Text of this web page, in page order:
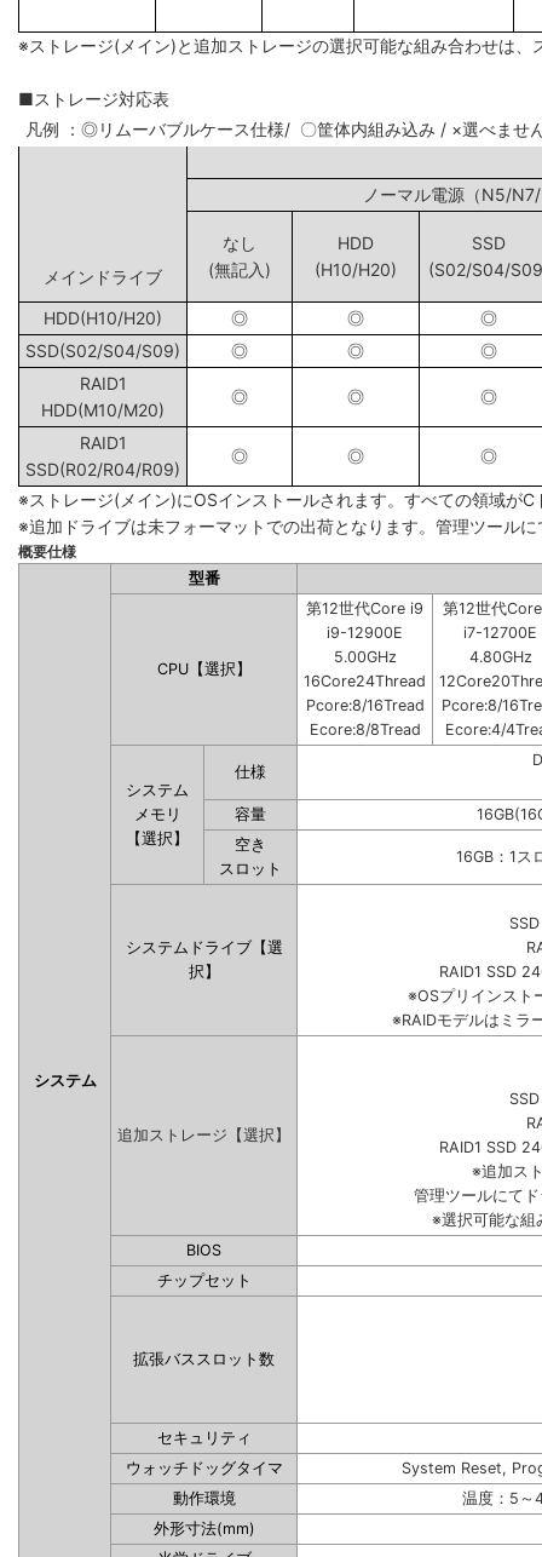
※ストレージ(メイン)と追加ストレージの選択可能な組み合わせは、
■ストレージ対応表
凡例 ：◎リムーバブルケース仕様/ 〇筐体内組み込み / ×選べませ
メインドライブ
ノーマル電源（
なし
(無記入)
HDD
(H10/H20)
SSD
(S02/S04/
HDD(H10/H20) ◎ ◎
◎
SSD(S02/S04/S09)
◎ ◎
◎
RAID1
HDD(M10/M20)
◎ ◎ ◎
RAID1
SSD(R02/R04/R09)
◎ ◎ ◎
※ストレージ(メイン)にOSインストールされます。すべての領域がC
※追加ドライブは未フォーマットでの出荷となります。管理ツール
概要仕様
システム
型番
CPU【選択】
第12世代Core i9
i9-12900E
5.00GHz
16Core24Thread
Pcore:8/16Tread
Ecore:8/8Tread
第12世代
i7-12700E
4.80GHz
Pcore:8/
Ecore:4/
システム
メモリ
【選択】
仕様
容量
空き
スロット
16GB：1ス
システムドライブ【選
択】
RAID1 SSD
※OSプリインスト
※RAIDモデルはミラ
追加ストレージ【選択】
RAID1 SSD
※追加ス
管理ツールにて
※選択可能な組
BIOS
チップセット
拡張バススロット数
セキュリティ
ウォッチドッグタイマ
System Reset,
動作環境
温度：5～
外形寸法(mm)